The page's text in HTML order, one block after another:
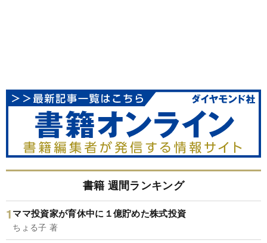
書籍 週間ランキング
ママ投資家が育休中に１億貯めた株式投資
ちょる子 著